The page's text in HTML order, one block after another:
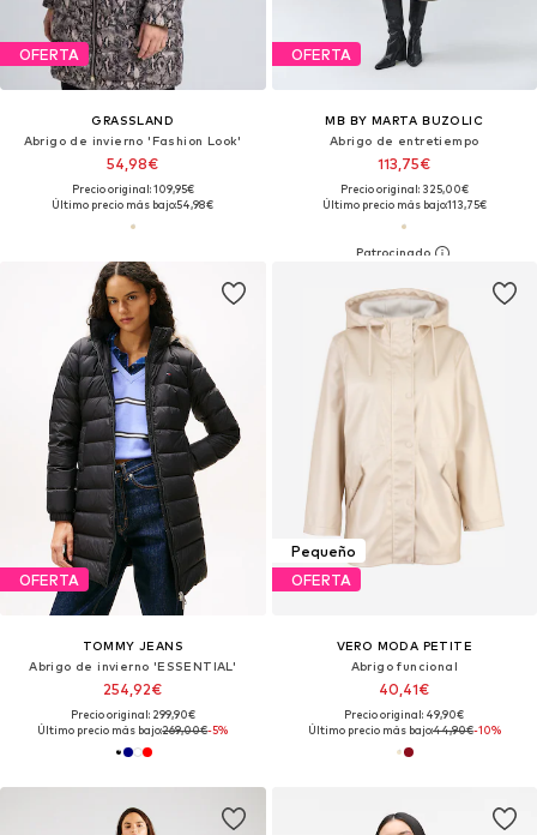
OFERTA
GRASSLAND
Abrigo de invierno 'Fashion Look'
54,98€
Precio original: 109,95€
Último precio más bajo:54,98€
OFERTA
MB BY MARTA BUZOLIC
Abrigo de entretiempo
113,75€
Precio original: 325,00€
Último precio más bajo:113,75€
OFERTA
TOMMY JEANS
Abrigo de invierno 'ESSENTIAL'
254,92€
Precio original: 299,90€
Último precio más bajo:269,00€-5%
Pequeño
OFERTA
VERO MODA PETITE
Abrigo funcional
40,41€
Precio original: 49,90€
Último precio más bajo:44,90€-10%